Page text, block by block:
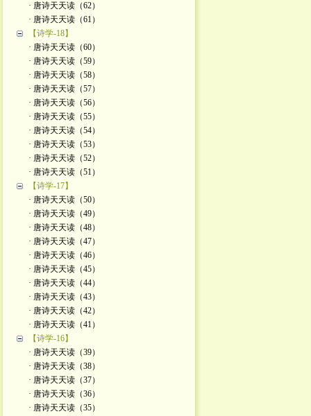
· 唐诗天天读（62）
· 唐诗天天读（61）
【诗学-18】
· 唐诗天天读（60）
· 唐诗天天读（59）
· 唐诗天天读（58）
· 唐诗天天读（57）
· 唐诗天天读（56）
· 唐诗天天读（55）
· 唐诗天天读（54）
· 唐诗天天读（53）
· 唐诗天天读（52）
· 唐诗天天读（51）
【诗学-17】
· 唐诗天天读（50）
· 唐诗天天读（49）
· 唐诗天天读（48）
· 唐诗天天读（47）
· 唐诗天天读（46）
· 唐诗天天读（45）
· 唐诗天天读（44）
· 唐诗天天读（43）
· 唐诗天天读（42）
· 唐诗天天读（41）
【诗学-16】
· 唐诗天天读（39）
· 唐诗天天读（38）
· 唐诗天天读（37）
· 唐诗天天读（36）
· 唐诗天天读（35）